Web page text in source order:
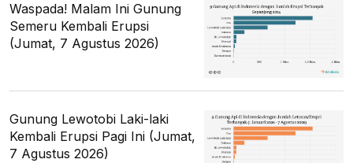
Waspada! Malam Ini Gunung
Semeru Kembali Erupsi
(Jumat, 7 Agustus 2026)
Gunung Lewotobi Laki-laki
Kembali Erupsi Pagi Ini (Jumat,
7 Agustus 2026)